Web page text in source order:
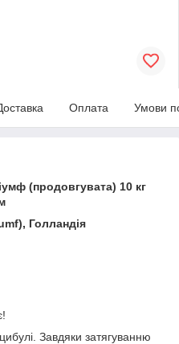
Оплата Умови
(продовгувата) 10 кг
Голландія
Завдяки затягуванню